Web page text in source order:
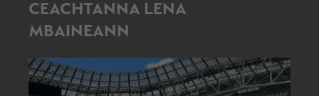
CEACHTANNA LENA
MBAINEANN